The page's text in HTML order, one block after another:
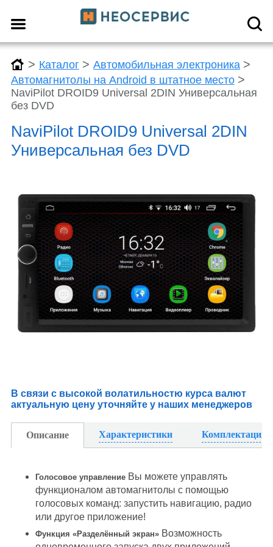
> Каталог > Автомобильная электроника >
Автомагнитолы на Android в штатное место >
NaviPilot DROID9 Universal 2DIN Универсальная
без DVD
NaviPilot DROID9 Universal 2DIN
Универсальная без DVD
В связи с высокой волатильностю курса валют
актуальную цену уточняйте у наших менеджеров
Описание Характеристики Комплектация
Голосовое управлениеВы можете управлять
функционалом автомагнитолы с помощью
голосовых команд: запустить навигацию, радио
или другое приложение!
Функция «Разделённый экран»Возможность